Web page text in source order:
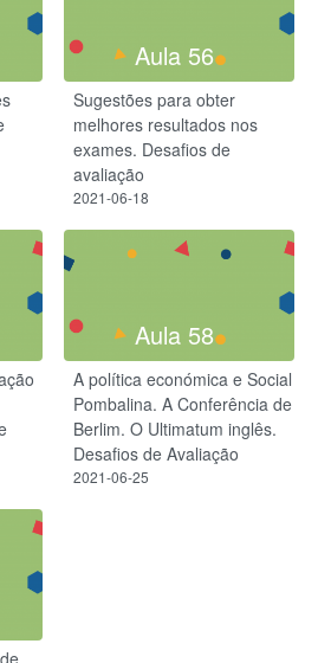
Aula 56
Sugestões para obter
melhores resultados nos
exames. Desafios de
avaliação
2021-06-18
Aula 58
A política económica e Social
Pombalina. A Conferência de
Berlim. O Ultimatum inglês.
Desafios de Avaliação
2021-06-25